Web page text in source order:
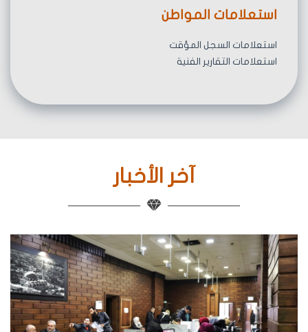
استعلامات المواطن
استعلامات السجل المؤقت
استعلامات التقارير الفنية
آخر الأخبار